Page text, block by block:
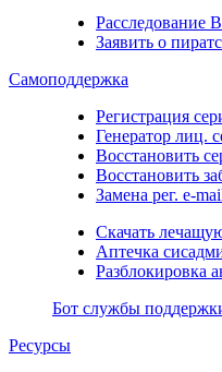
Расследование
Заявить о
Самоподдержка
Регистрация
Генератор лиц.
Восстановить
Восстановить
Замена рег. e-
Скачать
Аптечка
Разблокировка
Бот службы
Ресурсы